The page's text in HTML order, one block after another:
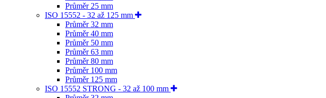
Průměr 25 mm
ISO 15552 - 32 až 125 mm
Průměr 32 mm
Průměr 40 mm
Průměr 50 mm
Průměr 63 mm
Průměr 80 mm
Průměr 100 mm
Průměr 125 mm
ISO 15552 STRONG - 32 až 100 mm